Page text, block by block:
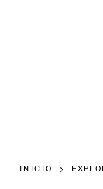
INICIO